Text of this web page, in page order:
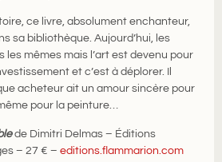
ce livre, absolument enchanteur,
sa bibliothèque. Aujourd’hui, les
les mêmes mais l’art est devenu pour
et c’est à déplorer. Il
acheteur ait un amour sincère pour
pour la peinture…
de Dimitri Delmas – Éditions
– 27 € –editions.flammarion.com